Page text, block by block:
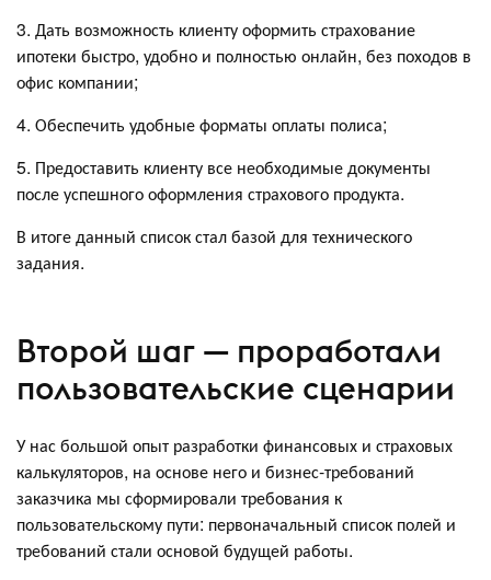
3. Дать возможность клиенту оформить страхование
ипотеки быстро, удобно и полностью онлайн, без походов в
офис компании;
4. Обеспечить удобные форматы оплаты полиса;
5. Предоставить клиенту все необходимые документы
после успешного оформления страхового продукта.
В итоге данный список стал базой для технического
задания.
Второй шаг — проработали
пользовательские сценарии
У нас большой опыт разработки финансовых и страховых
калькуляторов, на основе него и бизнес-требований
заказчика мы сформировали требования к
пользовательскому пути: первоначальный список полей и
требований стали основой будущей работы.